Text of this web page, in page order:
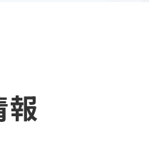
報